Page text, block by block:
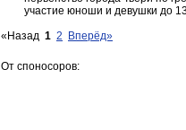
участие юноши и девушки до
«Назад 1 2 Вперёд»
От споносоров: